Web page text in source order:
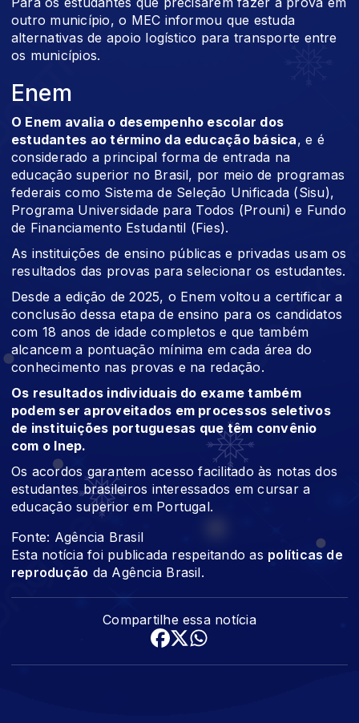
outro município, o MEC informou que estuda
alternativas de apoio logístico para transporte entre
os municípios.
Enem
O Enem avalia o desempenho escolar dos
estudantes ao término da educação básica, e é
considerado a principal forma de entrada na
educação superior no Brasil, por meio de programas
federais como Sistema de Seleção Unificada (Sisu),
Programa Universidade para Todos (Prouni) e Fundo
de Financiamento Estudantil (Fies).
As instituições de ensino públicas e privadas usam os
resultados das provas para selecionar os estudantes.
Desde a edição de 2025, o Enem voltou a certificar a
conclusão dessa etapa de ensino para os candidatos
com 18 anos de idade completos e que também
alcancem a pontuação mínima em cada área do
conhecimento nas provas e na redação.
Os resultados individuais do exame também
podem ser aproveitados em processos seletivos
de instituições portuguesas que têm convênio
com o Inep.
Os acordos garantem acesso facilitado às notas dos
estudantes brasileiros interessados em cursar a
educação superior em Portugal.
Fonte: Agência Brasil
Esta notícia foi publicada respeitando as políticas de
reprodução da Agência Brasil.
Compartilhe essa notícia